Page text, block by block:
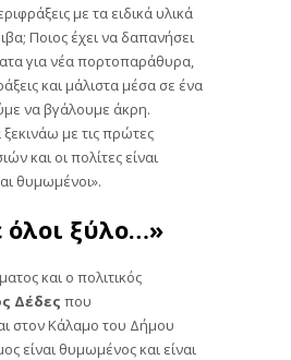
με τα ειδικά υλικά
Ποιος έχει να δαπανήσει
για νέα πορτοπαράθυρα,
και μάλιστα μέσα σε ένα
να βγάλουμε άκρη.
με τις πρώτες
και οι πολίτες είναι
θυμωμένοι».
ξύλο…»
και ο πολιτικός
Δέδες που
στον Κάλαμο του Δήμου
είναι θυμωμένος και είναι